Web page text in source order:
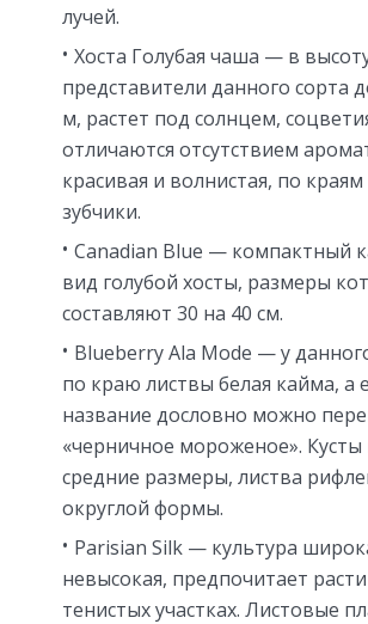
лучей.
Хоста Голубая чаша — в
представители данного сорта
м, растет под солнцем,
отличаются отсутствием
красивая и волнистая, по
зубчики.
Canadian Blue — компактный
вид голубой хосты, размеры
составляют 30 на 40 см.
Blueberry Ala Mode — у
по краю листвы белая кайма, а
название дословно можно
«черничное мороженое».
средние размеры, листва
округлой формы.
Parisian Silk — культура
невысокая, предпочитает
тенистых участках. Листовые